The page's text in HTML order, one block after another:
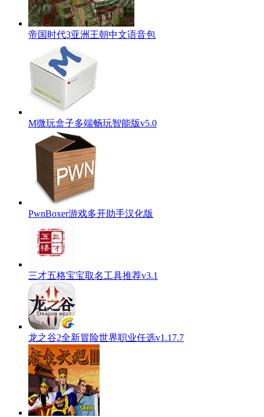
帝国时代3亚洲王朝中文语音包
M微玩盒子多端畅玩智能版v5.0
PwnBoxer游戏多开助手汉化版
三才五格宝宝取名工具推荐v3.1
龙之谷2全新冒险世界职业任选v1.17.7